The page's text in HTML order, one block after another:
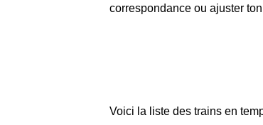
correspondance ou ajuster
Voici la liste des trains en